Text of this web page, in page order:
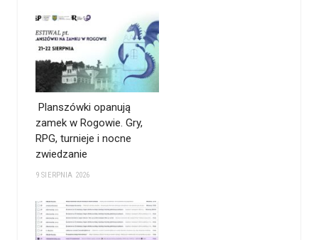
Planszówki opanują
zamek w Rogowie. Gry,
RPG, turnieje i nocne
zwiedzanie
9 SIERPNIA 2026